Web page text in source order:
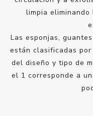
limpia
Las esponjas,
están clasificadas
del diseño y tipo de
el 1 corresponde a